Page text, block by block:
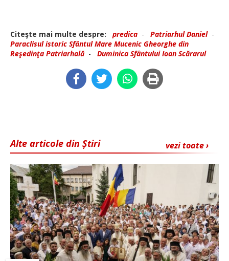
Citeşte mai multe despre: predica - Patriarhul Daniel-
Paraclisul istoric Sfântul Mare Mucenic Gheorghe din
Reşedinţa Patriarhală - Duminica Sfântului Ioan Scărarul
vezi toate ›
Alte articole din Știri